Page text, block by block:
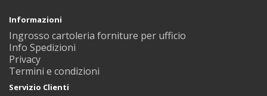
Informazioni
Ingrosso cartoleria forniture per ufficio
Info Spedizioni
Privacy
Termini e condizioni
Servizio Clienti